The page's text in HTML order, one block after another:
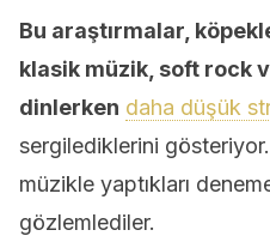
Bu araştırmalar,
klasik müzik, soft rock
dinlerken daha düşük
sergilediklerini
müzikle yaptıkları
gözlemlediler.